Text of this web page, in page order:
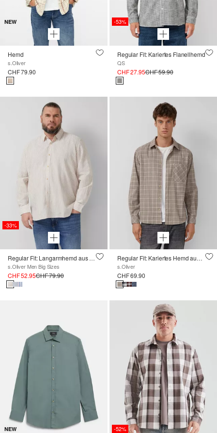
NEW
Hemd
s.Oliver
CHF 79.90
-53%
Regular Fit: Kariertes Flanellhemd
QS
CHF 27.95CHF 59.90
-33%
Regular Fit: Langarmhemd aus Leinenmix mit Streifen
s.Oliver Men Big Sizes
CHF 52.95CHF 79.90
Regular Fit: Kariertes Hemd aus Flanell
s.Oliver
CHF 69.90
NEW -52%